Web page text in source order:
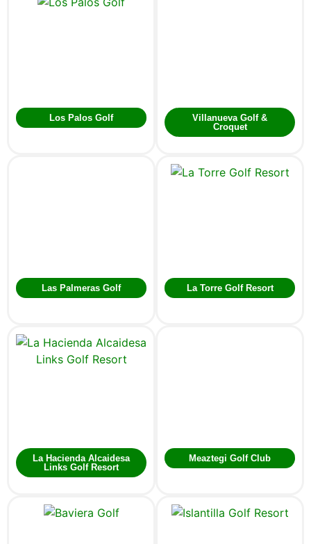
Los Palos Golf
Villanueva Golf &
Croquet
Las Palmeras Golf La Torre Golf Resort
La Hacienda Alcaidesa
Links Golf Resort
Meaztegi Golf Club